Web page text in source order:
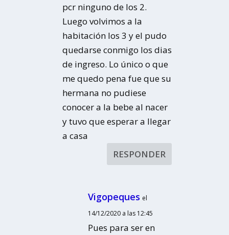
pcr ninguno de los 2.
Luego volvimos a la
habitación los 3 y el pudo
quedarse conmigo los dias
de ingreso. Lo único o que
me quedo pena fue que su
hermana no pudiese
conocer a la bebe al nacer
y tuvo que esperar a llegar
a casa
RESPONDER
Vigopeques el
14/12/2020 a las 12:45
Pues para ser en